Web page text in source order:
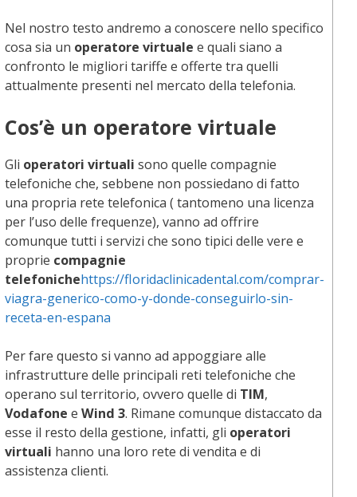
Nel nostro testo andremo a conoscere nello specifico
cosa sia un operatore virtuale e quali siano a
confronto le migliori tariffe e offerte tra quelli
attualmente presenti nel mercato della telefonia.
Cos’è un operatore virtuale
Gli operatori virtuali sono quelle compagnie
telefoniche che, sebbene non possiedano di fatto
una propria rete telefonica ( tantomeno una licenza
per l’uso delle frequenze), vanno ad offrire
comunque tutti i servizi che sono tipici delle vere e
proprie compagnie
telefonichehttps://floridaclinicadental.com/comprar-
viagra-generico-como-y-donde-conseguirlo-sin-
receta-en-espana
Per fare questo si vanno ad appoggiare alle
infrastrutture delle principali reti telefoniche che
operano sul territorio, ovvero quelle di TIM,
Vodafone e Wind 3. Rimane comunque distaccato da
esse il resto della gestione, infatti, gli operatori
virtuali hanno una loro rete di vendita e di
assistenza clienti.